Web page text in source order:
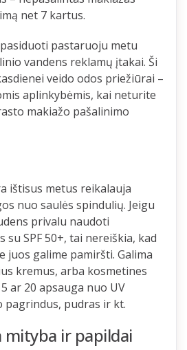
net 7 kartus.
pastaruoju metu
vandens reklamų įtakai. Ši
veido odos priežiūrai –
aplinkybėmis, kai neturite
makiažo pašalinimo
ištisus metus reikalauja
nuo saulės spindulių. Jeigu
privalu naudoti
SPF 50+, tai nereiškia, kad
juos galime pamiršti. Galima
kremus, arba kosmetines
ar 20 apsauga nuo UV
pagrindus, pudras ir kt.
mityba ir papildai